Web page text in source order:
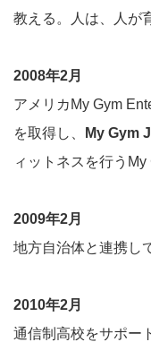
教える。人は、人が
2008年2月
アメリカMy Gym
を取得し、
My Gym
ィットネスを行う
2009年2月
地方自治体と連携し
2010年2月
通信制高校をサポー